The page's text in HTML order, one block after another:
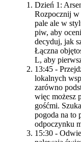
Dzień 1:
Rozpocznij w
pale ale w
piw, aby
decyduj, jak
Łączna
L, aby
13:45 -
lokalnych
zarówno
więc możesz
gośćmi.
pogoda na to
odpoczynku
15:30 -